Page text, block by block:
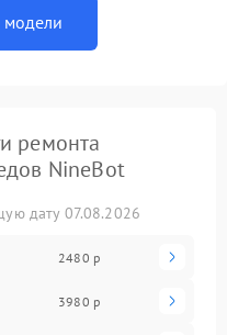
модели
ремонта
NineBot
дату 07.08.2026
2480 р
3980 р